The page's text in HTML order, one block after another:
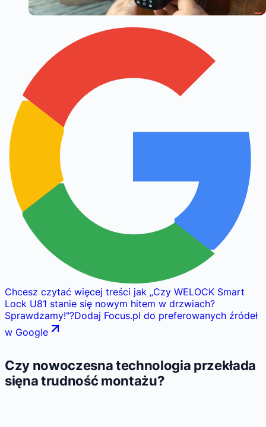
Chcesz czytać więcej treści jak „Czy WELOCK Smart
Lock U81 stanie się nowym hitem w drzwiach?
Sprawdzamy!"?Dodaj Focus.pl do preferowanych źródeł
w Google
Czy nowoczesna technologia przekłada
sięna trudność montażu?